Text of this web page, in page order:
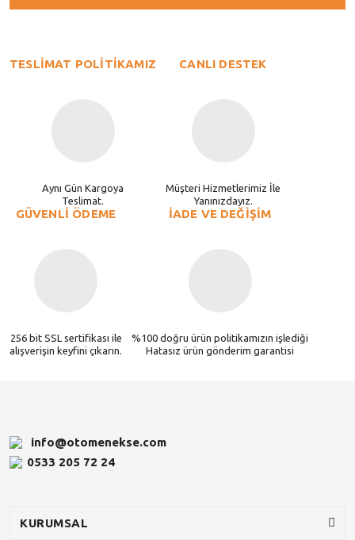
TESLİMAT POLİTİKAMIZ
Aynı Gün Kargoya
Teslimat.
CANLI DESTEK
Müşteri Hizmetlerimiz İle
Yanınızdayız.
GÜVENLİ ÖDEME
256 bit SSL sertifikası ile
alışverişin keyfini çıkarın.
İADE VE DEĞİŞİM
%100 doğru ürün politikamızın işlediği
Hatasız ürün gönderim garantisi
info@otomenekse.com
0533 205 72 24
KURUMSAL